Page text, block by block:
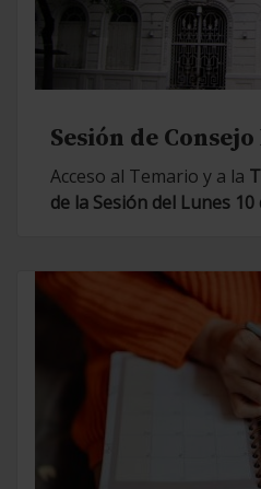
Sesión de
Acceso al Temario y a la
de la Sesión del Lunes